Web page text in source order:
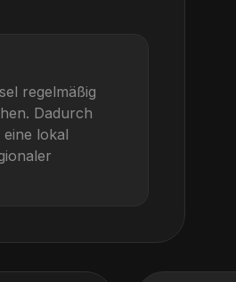
regelmäßig
. Dadurch
lokal